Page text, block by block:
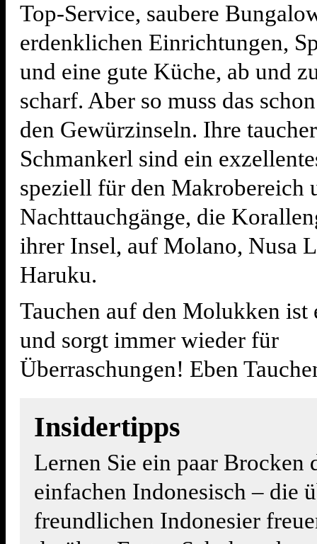
Top-Service, saubere
erdenklichen Einrichtungen,
und eine gute Küche, ab und
scharf. Aber so muss das
den Gewürzinseln. Ihre
Schmankerl sind ein
speziell für den Makrobereich
Nachttauchgänge, die
ihrer Insel, auf Molano, Nusa
Haruku.
Tauchen auf den Molukken ist
und sorgt immer wieder für
Überraschungen! Eben
Insidertipps
Lernen Sie ein paar Brocken
einfachen Indonesisch – die
freundlichen Indonesier